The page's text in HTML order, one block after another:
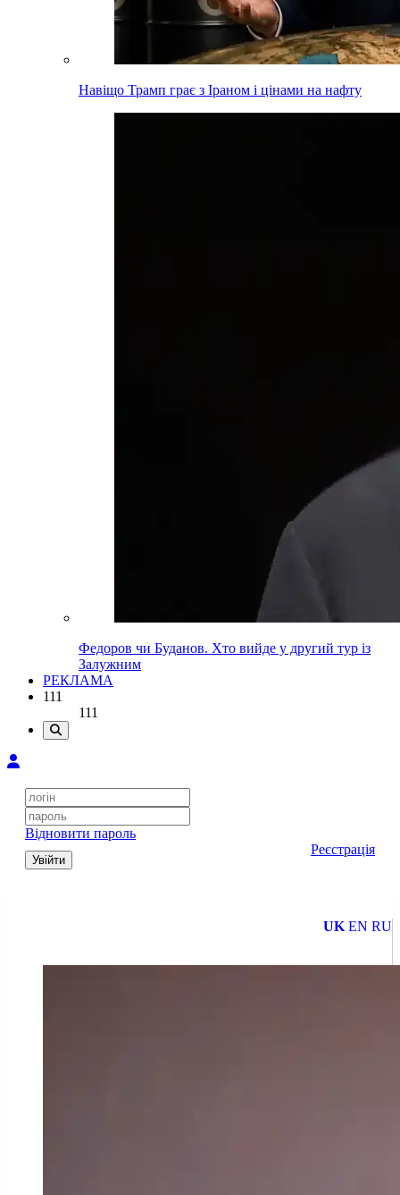
Навіщо Трамп грає з Іраном і цінами на нафту
Федоров чи Буданов. Хто вийде у другий тур із
Залужним
РЕКЛАМА
111
111
Відновити пароль
Увійти
Реєстрація
UK EN RU